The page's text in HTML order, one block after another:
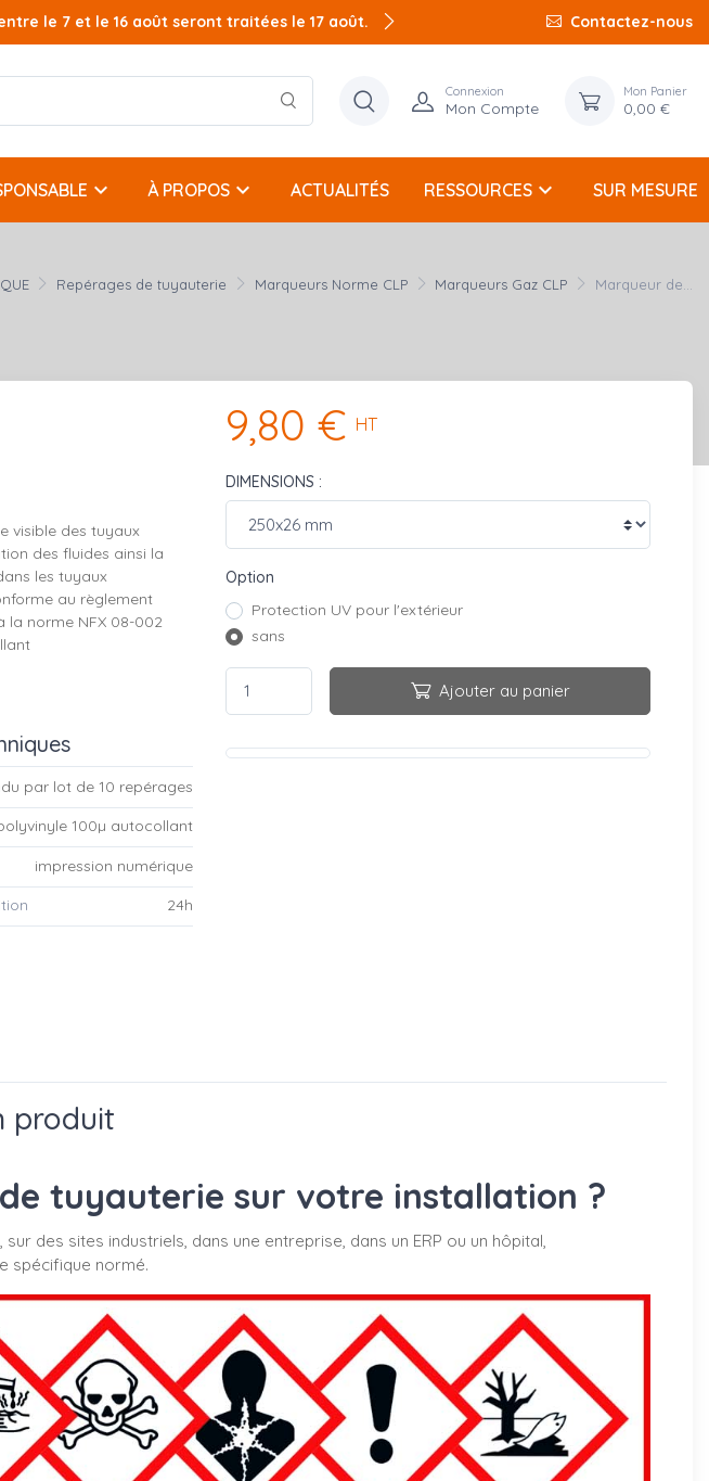
entre le 7 et le 16 août seront traitées le 17 août. Contactez-nous
Connexion
Mon Compte
Mon Panier
0,00 €
keyboard_arrow_down À PROPOS keyboard_arrow_down ACTUALITÉS RESSOURCES keyboard_arrow_down SUR MESURE
Repérages de tuyauterie Marqueurs Norme CLP Marqueurs Gaz CLP Marqueur de...
visible des tuyaux
des fluides ainsi la
les tuyaux
au règlement
la norme NFX 08-002
par lot de 10 repérages
100µ autocollant
impression numérique
24h
9,80 € HT
DIMENSIONS :
Option
Protection UV pour l'extérieur
sans
Ajouter au panier
produit
tuyauterie sur votre installation ?
des sites industriels, dans une entreprise, dans un ERP ou un hôpital,
spécifique normé.